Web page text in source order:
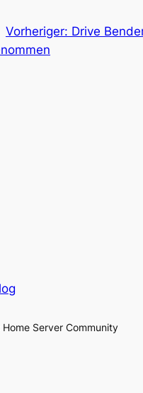
Vorheriger: Drive
Server Community